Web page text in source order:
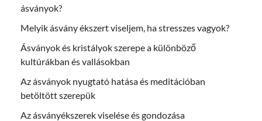
ásványok?
Melyik ásvány ékszert viseljem, ha stresszes vagyok?
Ásványok és kristályok szerepe a különböző
kultúrákban és vallásokban
Az ásványok nyugtató hatása és meditációban
betöltött szerepük
Az ásványékszerek viselése és gondozása